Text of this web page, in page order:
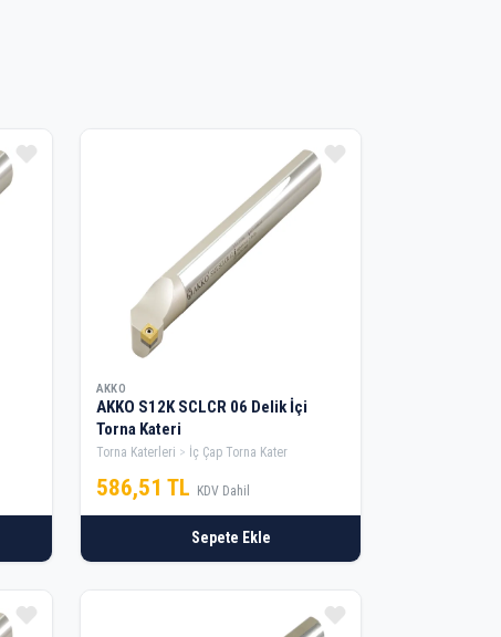
AKKO
AKKO S12K SCLCR 06 Delik İçi
Torna Kateri
Torna Katerleri İç Çap Torna Kater
586,51 TL KDV Dahil
Sepete Ekle